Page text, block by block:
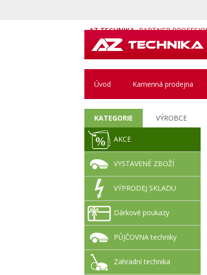
AZ TECHNIKA PARTNER
Úvod Kamenná prodejna
KATEGORIE VÝROBCE
AKCE
VYSTAVENÉ ZBOŽÍ
VÝPRODEJ SKLADU
Dárkové poukazy
PŮJČOVNA techniky
Zahradní technika